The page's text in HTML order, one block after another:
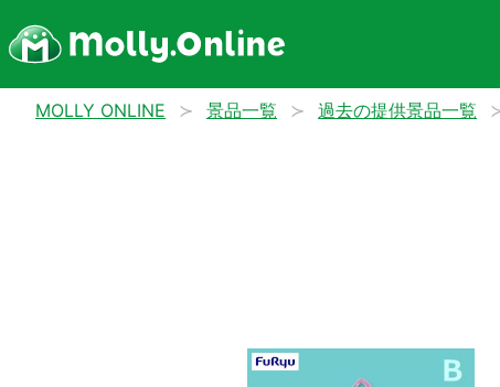
MOLLY ONLINE 景品一覧 過去の提供景品一覧